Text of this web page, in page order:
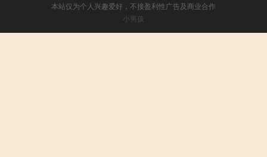
本站仅为个人兴趣爱好，不接盈利性广告及商业合作
小男孩